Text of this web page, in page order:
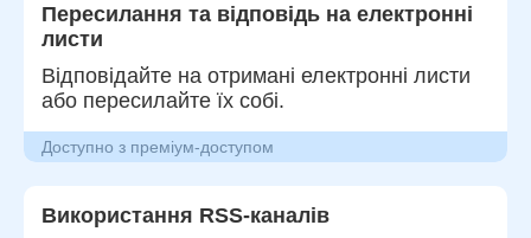
Пересилання та відповідь на електронні
листи
Відповідайте на отримані електронні листи
або пересилайте їх собі.
Доступно з преміум-доступом
Використання RSS-каналів